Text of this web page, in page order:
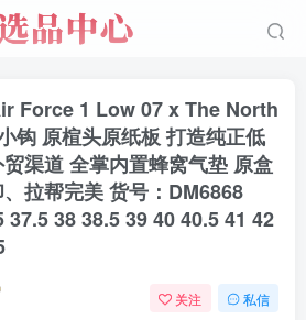
Force 1 Low 07 x The North
钩 原楦头原纸板 打造纯正低
渠道 全掌内置蜂窝气垫 原盒
拉帮完美 货号：DM6868
37.5 38 38.5 39 40 40.5 41 42
关注 私信